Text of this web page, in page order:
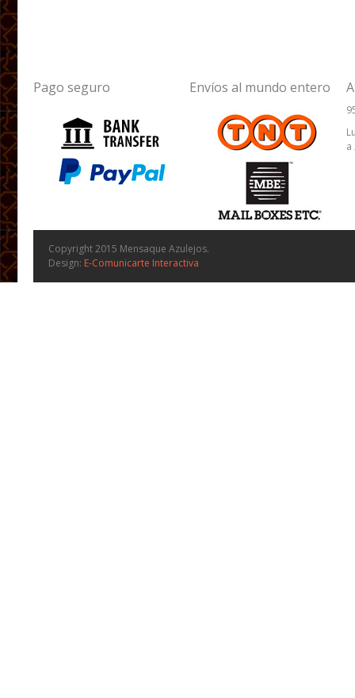
Pago seguro Envíos al mundo entero
a
Copyright 2015 Mensaque Azulejos.
Design: E-Comunicarte Interactiva